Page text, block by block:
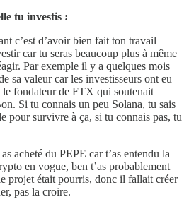
tu investis :
c’est d’avoir bien fait ton travail
car tu seras beaucoup plus à même
Par exemple il y a quelques mois
sa valeur car les investisseurs ont eu
le fondateur de FTX qui soutenait
Si tu connais un peu Solana, tu sais
pour survivre à ça, si tu connais pas, tu
acheté du PEPE car t’as entendu la
en vogue, ben t’as probablement
projet était pourris, donc il fallait créer
pas la croire.